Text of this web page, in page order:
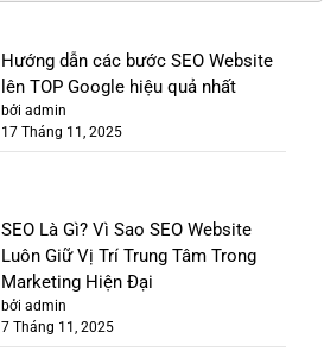
Hướng dẫn các bước SEO Website
lên TOP Google hiệu quả nhất
bởi admin
17 Tháng 11, 2025
SEO Là Gì? Vì Sao SEO Website
Luôn Giữ Vị Trí Trung Tâm Trong
Marketing Hiện Đại
bởi admin
7 Tháng 11, 2025